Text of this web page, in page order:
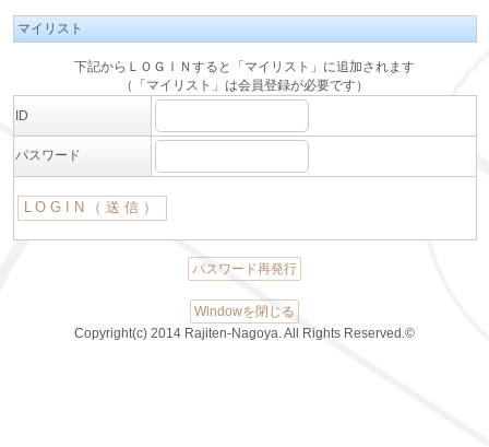
マイリスト
下記からＬＯＧＩＮすると「マイリスト」に追加されます
（「マイリスト」は会員登録が必要です）
ID
パスワード
パスワード再発行
Windowを閉じる
Copyright(c) 2014 Rajiten-Nagoya. All Rights Reserved.©